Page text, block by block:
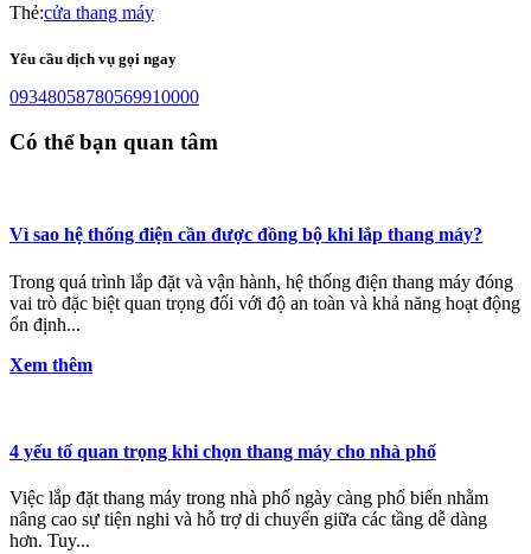
Thẻ:cửa thang máy
Yêu cầu dịch vụ gọi ngay
09348058780569910000
Có thể bạn quan tâm
Vì sao hệ thống điện cần được đồng bộ khi lắp thang máy?
Trong quá trình lắp đặt và vận hành, hệ thống điện thang máy đóng
vai trò đặc biệt quan trọng đối với độ an toàn và khả năng hoạt động
ổn định...
Xem thêm
4 yếu tố quan trọng khi chọn thang máy cho nhà phố
Việc lắp đặt thang máy trong nhà phố ngày càng phổ biến nhằm
nâng cao sự tiện nghi và hỗ trợ di chuyển giữa các tầng dễ dàng
hơn. Tuy...